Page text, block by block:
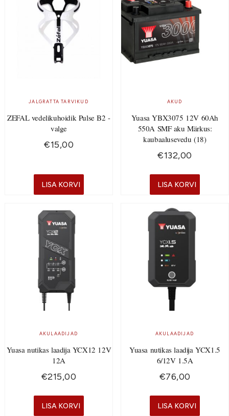
JALGRATTA TARVIKUD
ZEFAL vedelikuhoidik Pulse B2 -
valge
€15,00
LISA KORVI
AKUD
Yuasa YBX3075 12V 60Ah
550A SMF aku Märkus:
kaubaalusevedu (18)
€132,00
LISA KORVI
AKULAADIJAD
Yuasa nutikas laadija YCX12 12V
12A
€215,00
LISA KORVI
AKULAADIJAD
Yuasa nutikas laadija YCX1.5
6/12V 1.5A
€76,00
LISA KORVI